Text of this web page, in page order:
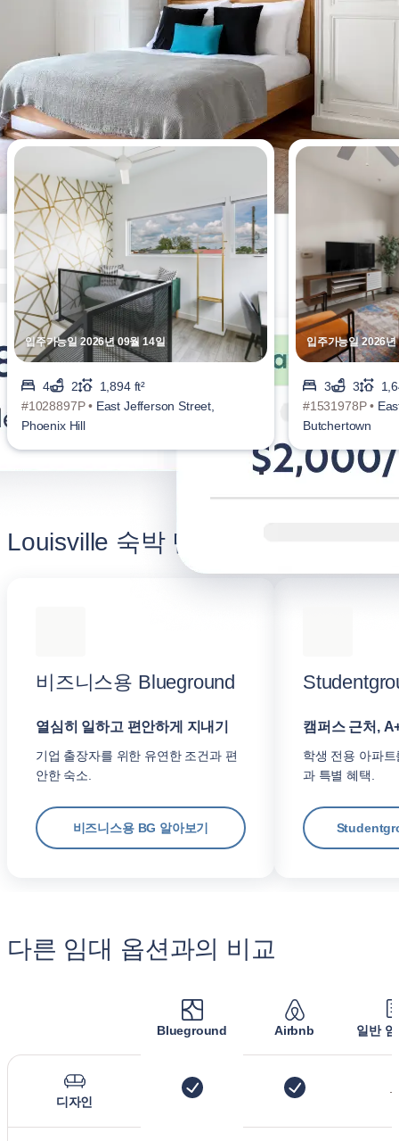
이번 주에 가장 많이 조회된 아파트
입주가능일 2026년 09월 14일
4 2
1,894 ft²
#1028897P • East Jefferson Street,
Phoenix Hill
입주가능일 2026
3 3
#1531978P •
Butchertown
Louisville 숙박 만족도 높이기
비즈니스용 Blueground
열심히 일하고 편안하게 지내기
기업 출장자를 위한 유연한 조건과 편
안한 숙소.
비즈니스용 BG 알아보기
캠퍼스 근처,
학생 전용 아파
과 특별 혜택.
다른 임대 옵션과의 비교
Blueground Airbnb 일반
디자인